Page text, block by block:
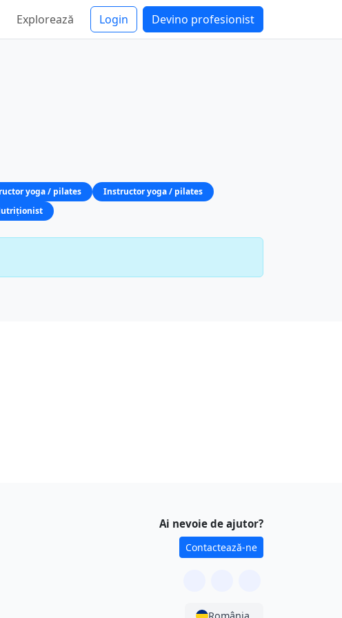
Explorează Login Devino profesionist
yoga / pilates
Instructor yoga / pilates
Ai nevoie de ajutor?
Contactează-ne